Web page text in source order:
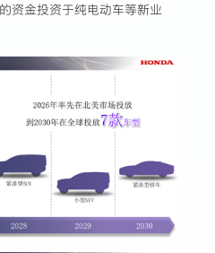
资金投资于纯电动车等新业